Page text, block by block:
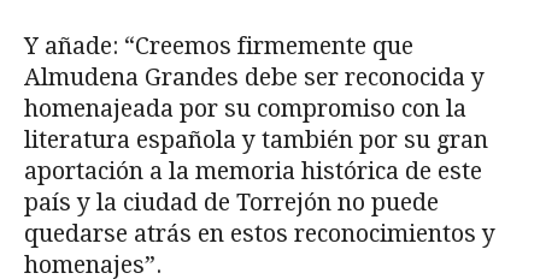
Y añade: “Creemos firmemente que
Almudena Grandes debe ser reconocida y
homenajeada por su compromiso con la
literatura española y también por su gran
aportación a la memoria histórica de este
país y la ciudad de Torrejón no puede
quedarse atrás en estos reconocimientos y
homenajes”.